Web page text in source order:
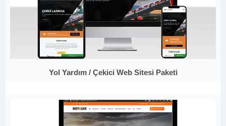
Yol Yardım / Çekici Web Sitesi Paketi